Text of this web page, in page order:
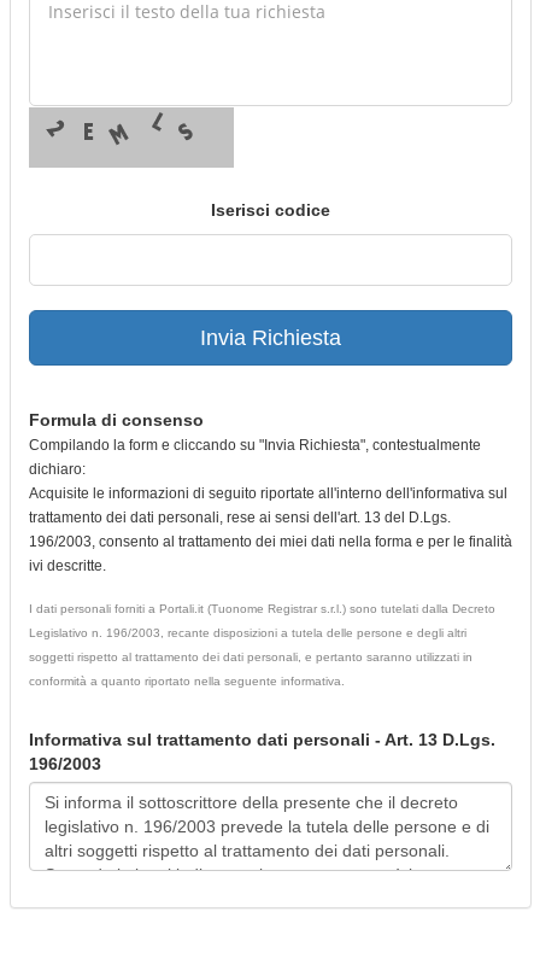
Iserisci codice
Invia Richiesta
Formula di consenso
Compilando la form e cliccando su "Invia Richiesta", contestualmente
dichiaro:
Acquisite le informazioni di seguito riportate all'interno dell'informativa sul
trattamento dei dati personali, rese ai sensi dell'art. 13 del D.Lgs.
196/2003, consento al trattamento dei miei dati nella forma e per le finalità
ivi descritte.
I dati personali forniti a Portali.it (Tuonome Registrar s.r.l.) sono tutelati dalla Decreto
Legislativo n. 196/2003, recante disposizioni a tutela delle persone e degli altri
soggetti rispetto al trattamento dei dati personali, e pertanto saranno utilizzati in
conformità a quanto riportato nella seguente informativa.
Informativa sul trattamento dati personali - Art. 13 D.Lgs.
196/2003